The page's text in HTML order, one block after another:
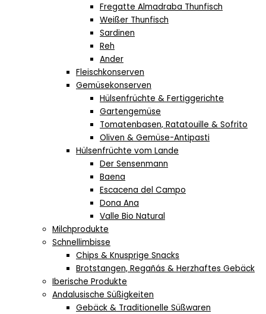
Fregatte Almadraba Thunfisch
Weißer Thunfisch
Sardinen
Reh
Ander
Fleischkonserven
Gemüsekonserven
Hülsenfrüchte & Fertiggerichte
Gartengemüse
Tomatenbasen, Ratatouille & Sofrito
Oliven & Gemüse-Antipasti
Hülsenfrüchte vom Lande
Der Sensenmann
Baena
Escacena del Campo
Dona Ana
Valle Bio Natural
Milchprodukte
Schnellimbisse
Chips & Knusprige Snacks
Brotstangen, Regañás & Herzhaftes Gebäck
Iberische Produkte
Andalusische Süßigkeiten
Gebäck & Traditionelle Süßwaren